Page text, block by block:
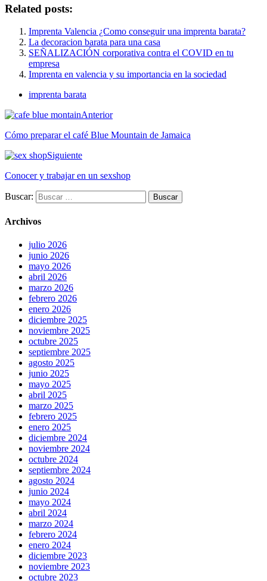
Related posts:
Imprenta Valencia ¿Como conseguir una imprenta barata?
La decoracion barata para una casa
SEÑALIZACIÓN corporativa contra el COVID en tu
empresa
Imprenta en valencia y su importancia en la sociedad
imprenta barata
Anterior
Cómo preparar el café Blue Mountain de Jamaica
Siguiente
Conocer y trabajar en un sexshop
Buscar:
Archivos
julio 2026
junio 2026
mayo 2026
abril 2026
marzo 2026
febrero 2026
enero 2026
diciembre 2025
noviembre 2025
octubre 2025
septiembre 2025
agosto 2025
junio 2025
mayo 2025
abril 2025
marzo 2025
febrero 2025
enero 2025
diciembre 2024
noviembre 2024
octubre 2024
septiembre 2024
agosto 2024
junio 2024
mayo 2024
abril 2024
marzo 2024
febrero 2024
enero 2024
diciembre 2023
noviembre 2023
octubre 2023